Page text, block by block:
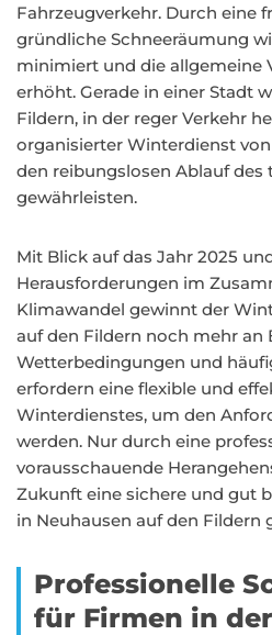
Fahrzeugverkehr. Durch eine
gründliche Schneeräumung
minimiert und die allgemeine
erhöht. Gerade in einer Stadt
Fildern, in der reger Verkehr
organisierter Winterdienst
den reibungslosen Ablauf des
gewährleisten.
Mit Blick auf das Jahr 2025
Herausforderungen im
Klimawandel gewinnt der
auf den Fildern noch mehr an
Wetterbedingungen und
erfordern eine flexible und
Winterdienstes, um den
werden. Nur durch eine
vorausschauende
Zukunft eine sichere und gut
in Neuhausen auf den Fildern
Professionelle
für Firmen in